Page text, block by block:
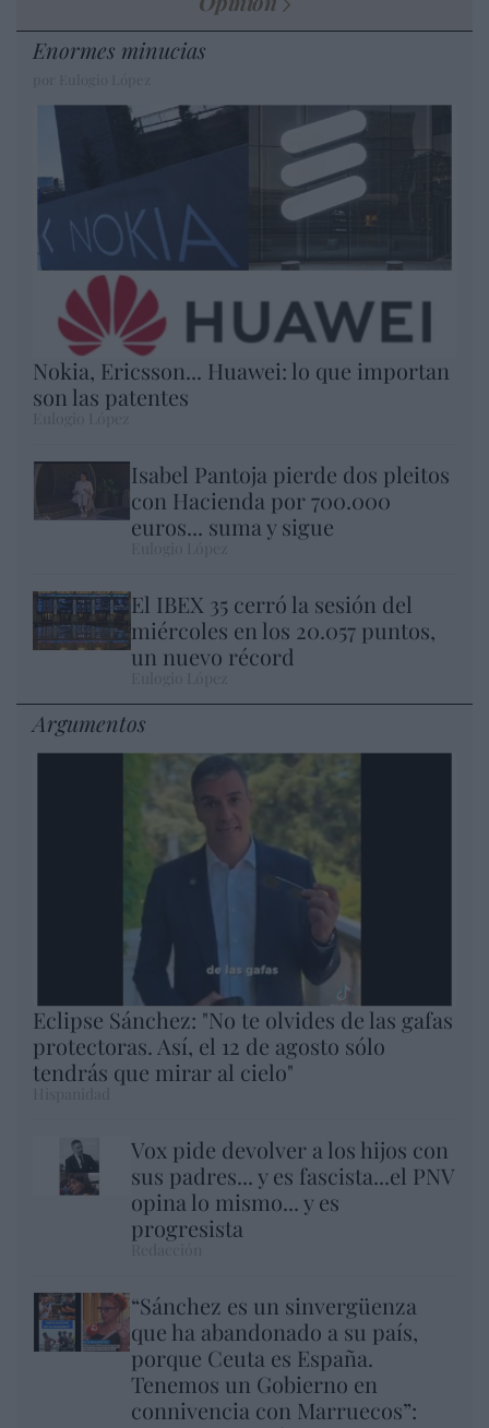
Enormes minucias
Nokia, Ericsson... Huawei: lo que importan
son las patentes
Isabel Pantoja pierde dos pleitos
con Hacienda por 700.000
euros... suma y sigue
El IBEX 35 cerró la sesión del
miércoles en los 20.057 puntos,
un nuevo récord
Argumentos
Eclipse Sánchez: "No te olvides de las gafas
protectoras. Así, el 12 de agosto sólo
tendrás que mirar al cielo"
Vox pide devolver a los hijos con
sus padres... y es fascista...el PNV
opina lo mismo... y es
progresista
“Sánchez es un sinvergüenza
que ha abandonado a su país,
porque Ceuta es España.
Tenemos un Gobierno en
connivencia con Marruecos”: